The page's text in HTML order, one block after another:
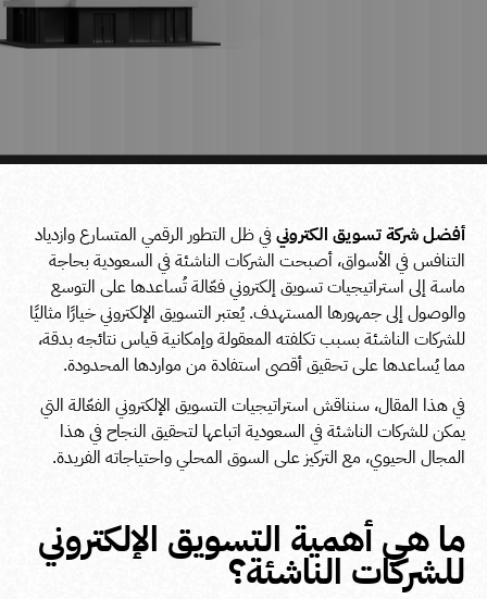
أفضل شركة تسويق الكترونيفي ظل التطور الرقمي المتسارع وازدياد
التنافس في الأسواق، أصبحت الشركات الناشئة في السعودية بحاجة
ماسة إلى استراتيجيات تسويق إلكتروني فعّالة تُساعدها على التوسع
والوصول إلى جمهورها المستهدف. يُعتبر التسويق الإلكتروني خيارًا مثاليًا
للشركات الناشئة بسبب تكلفته المعقولة وإمكانية قياس نتائجه بدقة،
مما يُساعدها على تحقيق أقصى استفادة من مواردها المحدودة.
في هذا المقال، سنناقش استراتيجيات التسويق الإلكتروني الفعّالة التي
يمكن للشركات الناشئة في السعودية اتباعها لتحقيق النجاح في هذا
المجال الحيوي، مع التركيز على السوق المحلي واحتياجاته الفريدة.
ما هي أهمية التسويق الإلكتروني
للشركات الناشئة؟